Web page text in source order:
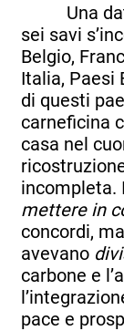
Una data
sei savi
Belgio,
Italia, Paesi
di questi
carneficina
casa nel
incompleta.
mettere in
concordi,
avevano
carbone e
pace e